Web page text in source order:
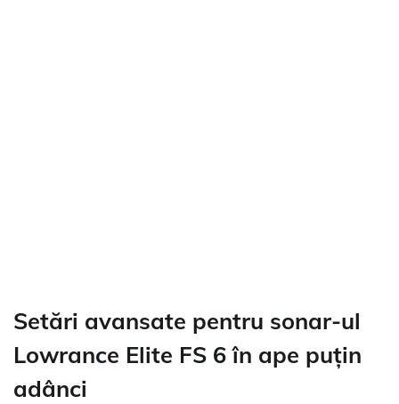
Setări avansate pentru sonar-ul
Lowrance Elite FS 6 în ape puțin
adânci